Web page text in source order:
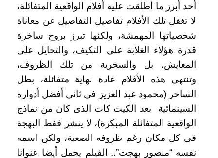
أحد أبرز ما أطلقت عليه أفلام الواقعية المتفائلة،
لا تغفل تلك الأفلام تفاصيل التفاصيل عن معاناة
شخصياتها المهمشة، ولكنها تبرز بروح ساخرة
قدرة هؤلاء الغلابة على التكيف، والتحايل على
المعايش، بل والسخرية من تلك الظروف،
وتنتهى هذه الأفلام عادة نهاية متفائلة، بطل
الساحر (محمود عبد العزيز فى ثانى أفضل أدواره
السينمائية بعد الكيت كات الذى كان من نماذج
الواقعية المتفائلة المبكرة)، لا ينشر فقط البهجة
فى كل مكان رغم ظروفه الصعبة، ولكن اسمه
نفسه “منصور بهجت”.. الفيلم يحمل أيضا عنوانا